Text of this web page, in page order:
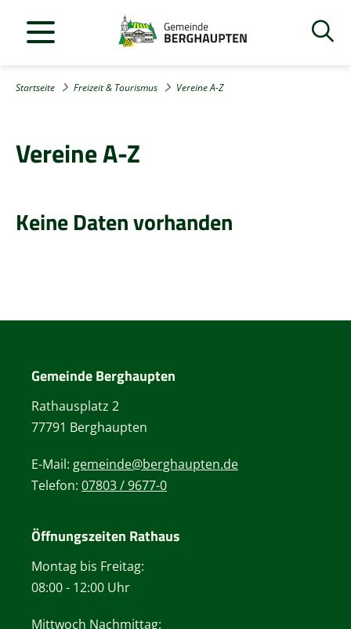
Startseite Freizeit & Tourismus Vereine A-Z
Vereine A-Z
Keine Daten vorhanden
Gemeinde Berghaupten
Rathausplatz 2
77791 Berghaupten
E-Mail: gemeinde@berghaupten.de
Telefon: 07803 / 9677-0
Öffnungszeiten Rathaus
Montag bis Freitag:
08:00 - 12:00 Uhr
Mittwoch Nachmittag: